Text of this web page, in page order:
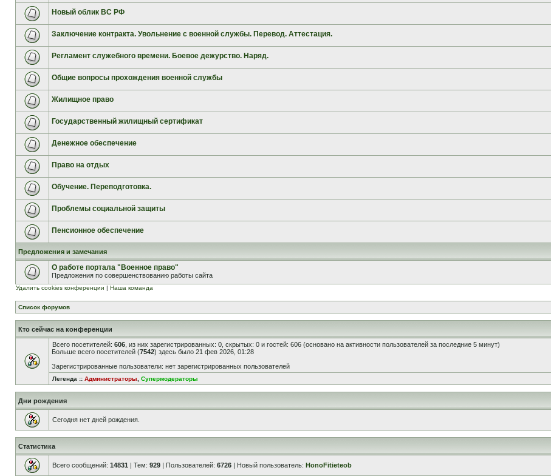
Новый облик ВС РФ
Заключение контракта. Увольнение с военной службы. Перевод. Аттестация.
Регламент служебного времени. Боевое дежурство. Наряд.
Общие вопросы прохождения военной службы
Жилищное право
Государственный жилищный сертификат
Денежное обеспечение
Право на отдых
Обучение. Переподготовка.
Проблемы социальной защиты
Пенсионное обеспечение
Предложения и замечания
О работе портала "Военное право"
Предложения по совершенствованию работы сайта
Удалить cookies конференции | Наша команда
Список форумов
Кто сейчас на конференции
Всего посетителей: 606 , из них зарегистрированных: 0, скрытых: 0 и гостей: 606 (основано на активности пользователей за последние 5 минут)
Больше всего посетителей (7542) здесь было 21 фев 2026, 01:28
Зарегистрированные пользователи: нет зарегистрированных пользователей
Легенда :: Администраторы Супермодераторы
Дни рождения
Сегодня нет дней рождения.
Статистика
Всего сообщений: 14831 | Тем: 929 | Пользователей: 6726 | Новый пользователь: HonoFitieteob